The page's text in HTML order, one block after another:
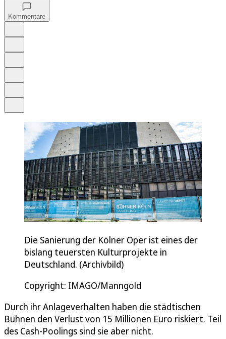
Kommentare
Die Sanierung der Kölner Oper ist eines der
bislang teuersten Kulturprojekte in
Deutschland. (Archivbild)
Copyright: IMAGO/Manngold
Durch ihr Anlageverhalten haben die städtischen
Bühnen den Verlust von 15 Millionen Euro riskiert. Teil
des Cash-Poolings sind sie aber nicht.